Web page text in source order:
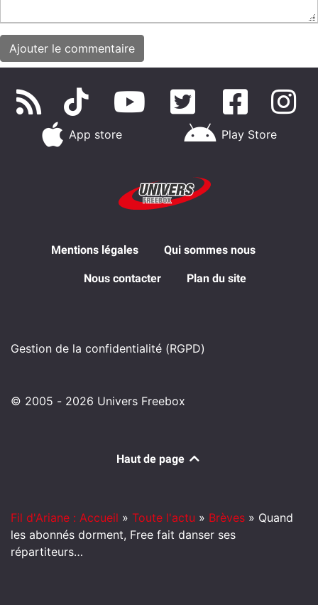
App store Play Store
Mentions légales Qui sommes nous
Nous contacter Plan du site
Gestion de la confidentialité (RGPD)
© 2005 - 2026 Univers Freebox
Haut de page
Fil d'Ariane : Accueil » Toute l'actu » Brèves » Quand
les abonnés dorment, Free fait danser ses
répartiteurs…